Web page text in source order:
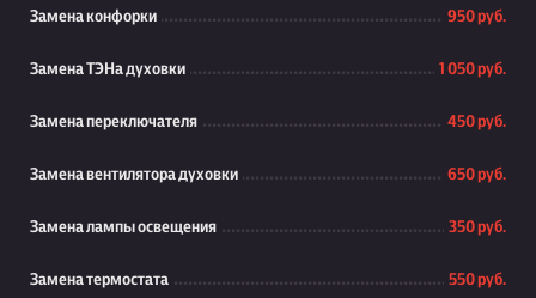
Замена конфорки 950 руб.
Замена ТЭНа духовки 1 050 руб.
Замена переключателя 450 руб.
Замена вентилятора духовки 650 руб.
Замена лампы освещения 350 руб.
Замена термостата 550 руб.